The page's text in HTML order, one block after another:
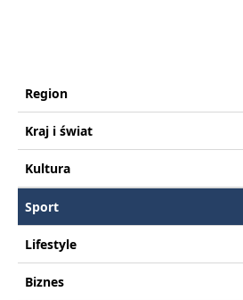
Region
Kraj i świat
Kultura
Sport
Lifestyle
Biznes